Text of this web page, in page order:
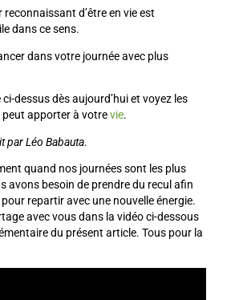
reconnaissant d’être en vie est
dans ce sens.
dans votre journée avec plus
ci-dessus dès aujourd’hui et voyez les
apporter à votrevie.
par Léo Babauta.
quand nos journées sont les plus
avons besoin de prendre du recul afin
repartir avec une nouvelle énergie.
avec vous dans la vidéo ci-dessous
du présent article. Tous pour la